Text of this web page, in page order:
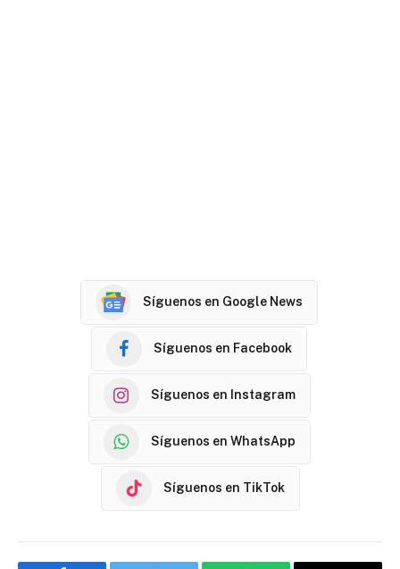
Síguenos en Google News
Síguenos en Facebook
Síguenos en Instagram
Síguenos en WhatsApp
Síguenos en TikTok